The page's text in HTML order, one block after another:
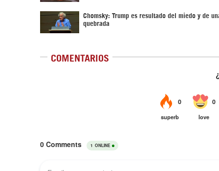
Chomsky: Trump es resultado del miedo y de
quebrada
COMENTARIOS